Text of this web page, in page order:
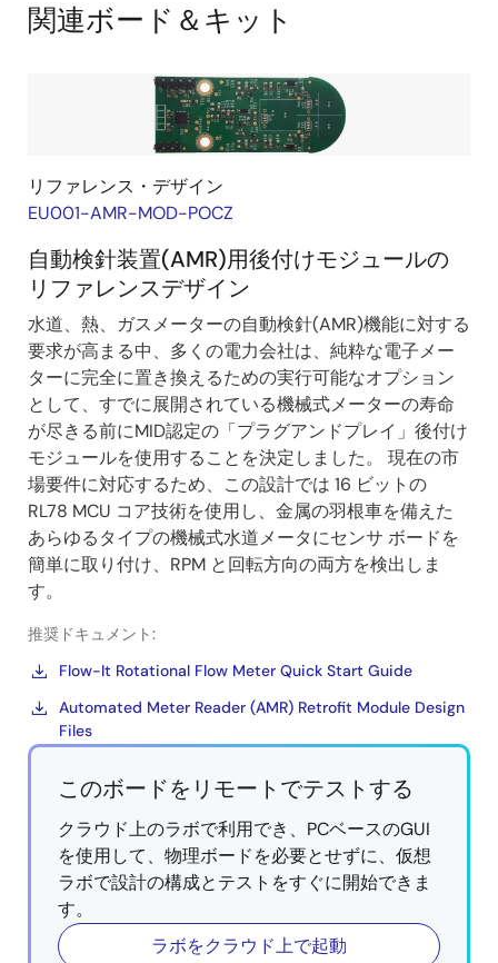
module/47
Diagram
関連ボード＆キット
リファレンス・デザイン
EU001-AMR-MOD-POCZ
自動検針装置(AMR)用後付けモジュールの
リファレンスデザイン
水道、熱、ガスメーターの自動検針(AMR)機能に対する
要求が高まる中、多くの電力会社は、純粋な電子メー
ターに完全に置き換えるための実行可能なオプション
として、すでに展開されている機械式メーターの寿命
が尽きる前にMID認定の「プラグアンドプレイ」後付け
モジュールを使用することを決定しました。 現在の市
場要件に対応するため、この設計では 16 ビットの
RL78 MCU コア技術を使用し、金属の羽根車を備えた
あらゆるタイプの機械式水道メータにセンサ ボードを
簡単に取り付け、RPM と回転方向の両方を検出しま
す。
推奨ドキュメント:
Flow-It Rotational Flow Meter Quick Start Guide
Automated Meter Reader (AMR) Retrofit Module Design
Files
このボードをリモートでテストする
クラウド上のラボで利用でき、PCベースのGUI
を使用して、物理ボードを必要とせずに、仮想
ラボで設計の構成とテストをすぐに開始できま
す。
ラボをクラウド上で起動